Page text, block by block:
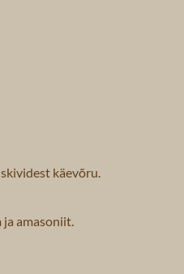
käevõru.
ja amasoniit.